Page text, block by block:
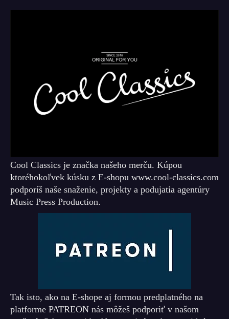
Cool Classics je značka našeho merču. Kúpou
ktoréhokoľvek kúsku z E-shopu www.cool-classics.com
podporíš naše snaženie, projekty a podujatia agentúry
Music Press Production.
Tak isto, ako na E-shope aj formou predplatného na
platforme PATREON nás môžeš podporiť v našom